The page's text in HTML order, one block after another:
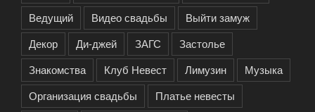
Ведущий
Видео свадьбы
Выйти замуж
Декор
Ди-джей ЗАГС
Застолье
Знакомства
Клуб Невест Лимузин
Музыка
Организация свадьбы
Платье невесты